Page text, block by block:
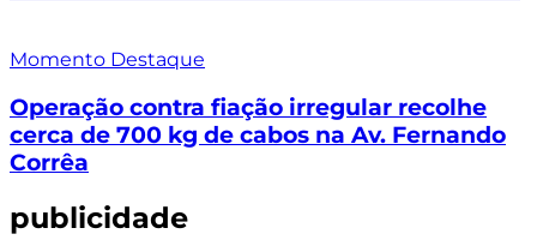
Momento Destaque
Operação contra fiação irregular recolhe
cerca de 700 kg de cabos na Av. Fernando
Corrêa
publicidade